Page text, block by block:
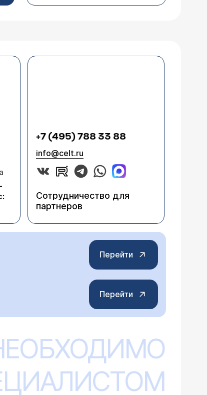
+7 (495) 788 33 88
info@celt.ru
Сотрудничество для
партнеров
Перейти
Перейти